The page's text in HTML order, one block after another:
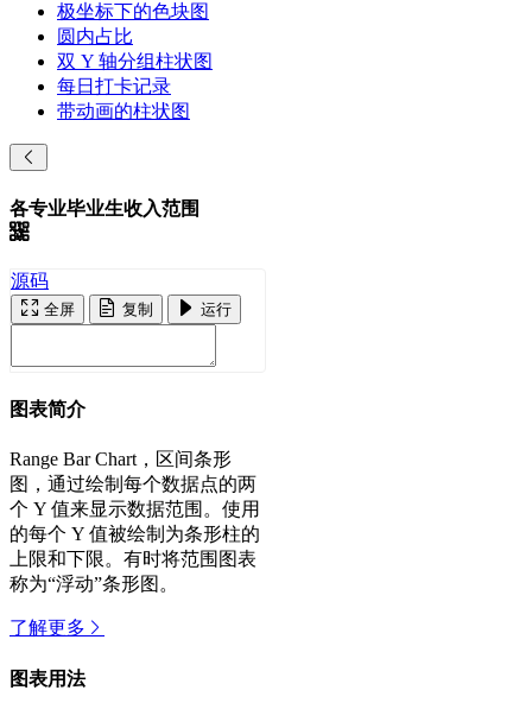
极坐标下的色块图
圆内占比
双 Y 轴分组柱状图
每日打卡记录
带动画的柱状图
各专业毕业生收入范围
源码
全屏 复制 运行
图表简介
Range Bar Chart，区间条形
图，通过绘制每个数据点的两
个 Y 值来显示数据范围。使用
的每个 Y 值被绘制为条形柱的
上限和下限。有时将范围图表
称为“浮动”条形图。
了解更多
图表用法